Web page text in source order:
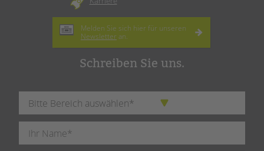
Melden Sie sich hier für unseren
Newsletter an.
Schreiben Sie uns.